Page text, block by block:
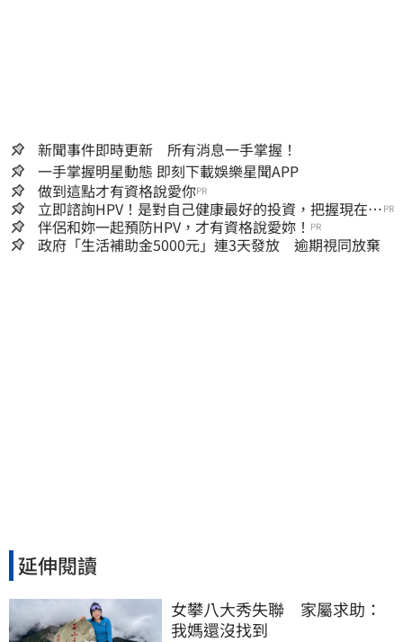
新聞事件即時更新 所有消息一手掌握！
一手掌握明星動態 即刻下載娛樂星聞APP
做到這點才有資格說愛你PR
立即諮詢HPV！是對自己健康最好的投資，把握現在不
嫌晚！
PR
伴侶和妳一起預防HPV，才有資格說愛妳！ PR
政府「生活補助金5000元」連3天發放 逾期視同放棄
延伸閱讀
女攀八大秀失聯　家屬求助：
我媽還沒找到